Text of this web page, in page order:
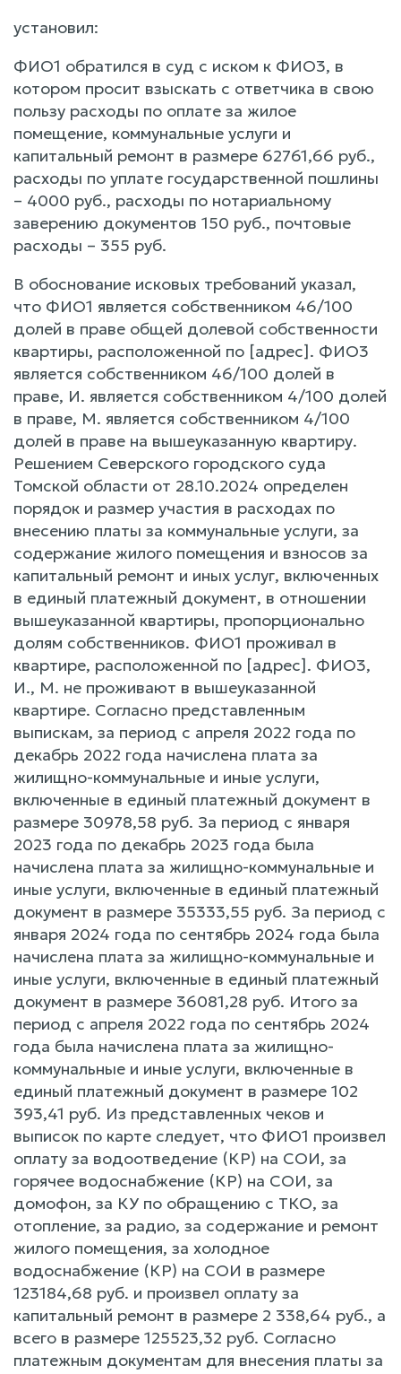
установил:
ФИО1 обратился в суд с иском к ФИО3, в
котором просит взыскать с ответчика в свою
пользу расходы по оплате за жилое
помещение, коммунальные услуги и
капитальный ремонт в размере 62761,66 руб.,
расходы по уплате государственной пошлины
– 4000 руб., расходы по нотариальному
заверению документов 150 руб., почтовые
расходы – 355 руб.
В обоснование исковых требований указал,
что ФИО1 является собственником 46/100
долей в праве общей долевой собственности
квартиры, расположенной по [адрес]. ФИО3
является собственником 46/100 долей в
праве, И. является собственником 4/100 долей
в праве, М. является собственником 4/100
долей в праве на вышеуказанную квартиру.
Решением Северского городского суда
Томской области от 28.10.2024 определен
порядок и размер участия в расходах по
внесению платы за коммунальные услуги, за
содержание жилого помещения и взносов за
капитальный ремонт и иных услуг, включенных
в единый платежный документ, в отношении
вышеуказанной квартиры, пропорционально
долям собственников. ФИО1 проживал в
квартире, расположенной по [адрес]. ФИО3,
И., М. не проживают в вышеуказанной
квартире. Согласно представленным
выпискам, за период с апреля 2022 года по
декабрь 2022 года начислена плата за
жилищно-коммунальные и иные услуги,
включенные в единый платежный документ в
размере 30978,58 руб. За период с января
2023 года по декабрь 2023 года была
начислена плата за жилищно-коммунальные и
иные услуги, включенные в единый платежный
документ в размере 35333,55 руб. За период с
января 2024 года по сентябрь 2024 года была
начислена плата за жилищно-коммунальные и
иные услуги, включенные в единый платежный
документ в размере 36081,28 руб. Итого за
период с апреля 2022 года по сентябрь 2024
года была начислена плата за жилищно-
коммунальные и иные услуги, включенные в
единый платежный документ в размере 102
393,41 руб. Из представленных чеков и
выписок по карте следует, что ФИО1 произвел
оплату за водоотведение (КР) на СОИ, за
горячее водоснабжение (КР) на СОИ, за
домофон, за КУ по обращению с ТКО, за
отопление, за радио, за содержание и ремонт
жилого помещения, за холодное
водоснабжение (КР) на СОИ в размере
123184,68 руб. и произвел оплату за
капитальный ремонт в размере 2 338,64 руб., а
всего в размере 125523,32 руб. Согласно
платежным документам для внесения платы за